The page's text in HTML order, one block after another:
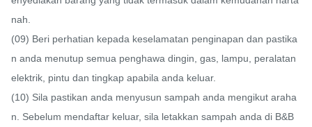
nah.
(09) Beri perhatian kepada keselamatan penginapan dan pastika
n anda menutup semua penghawa dingin, gas, lampu, peralatan
elektrik, pintu dan tingkap apabila anda keluar.
(10) Sila pastikan anda menyusun sampah anda mengikut araha
n. Sebelum mendaftar keluar, sila letakkan sampah anda di B&B